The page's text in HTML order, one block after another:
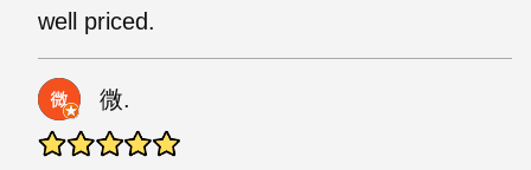
well priced.
微.